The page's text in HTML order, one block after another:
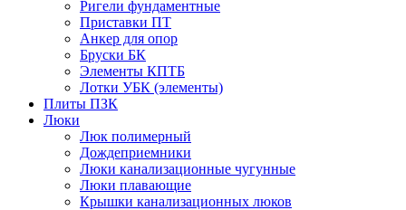
Ригели фундаментные
Приставки ПТ
Анкер для опор
Бруски БК
Элементы КПТБ
Лотки УБК (элементы)
Плиты ПЗК
Люки
Люк полимерный
Дождеприемники
Люки канализационные чугунные
Люки плавающие
Крышки канализационных люков